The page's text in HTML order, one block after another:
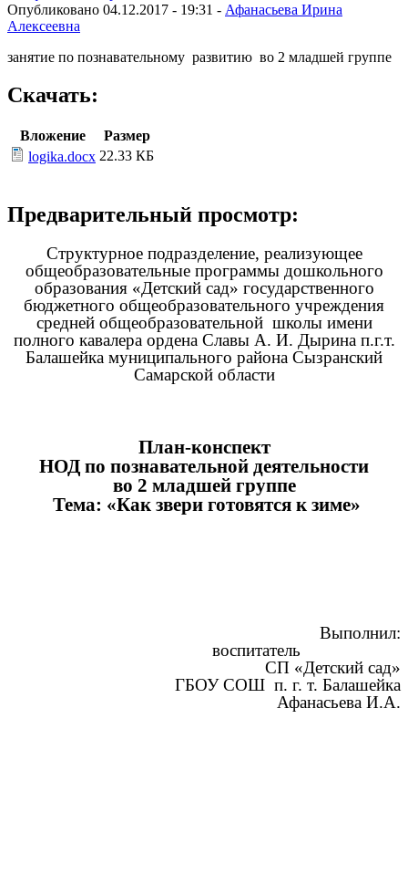
Опубликовано 04.12.2017 - 19:31 - Афанасьева Ирина
Алексеевна
занятие по познавательному развитию во 2 младшей группе
Скачать:
Вложение
Размер
logika.docx 22.33 КБ
Предварительный просмотр:
Структурное подразделение, реализующее
общеобразовательные программы дошкольного
образования «Детский сад» государственного
бюджетного общеобразовательного учреждения
средней общеобразовательной школы имени
полного кавалера ордена Славы А. И. Дырина п.г.т.
Балашейка муниципального района Сызранский
Самарской области
План-конспект
НОД по познавательной деятельности
во 2 младшей группе
Тема: «Как звери готовятся к зиме»
Выполнил:
воспитатель
СП «Детский сад»
ГБОУ СОШ п. г. т. Балашейка
Афанасьева И.А.